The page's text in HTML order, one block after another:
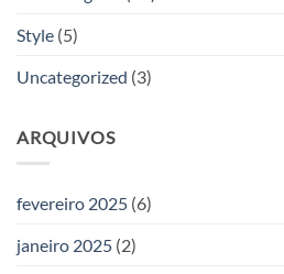
Style (5)
Uncategorized (3)
ARQUIVOS
fevereiro 2025 (6)
janeiro 2025 (2)